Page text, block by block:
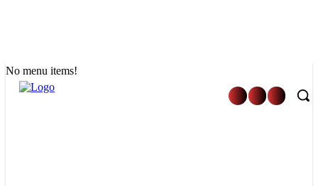
No menu items!